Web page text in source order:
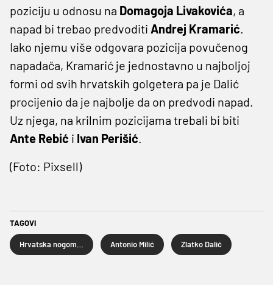
poziciju u odnosu na Domagoja Livakovića, a
napad bi trebao predvoditi Andrej Kramarić.
Iako njemu više odgovara pozicija povučenog
napadača, Kramarić je jednostavno u najboljoj
formi od svih hrvatskih golgetera pa je Dalić
procijenio da je najbolje da on predvodi napad.
Uz njega, na krilnim pozicijama trebali bi biti
Ante Rebić i Ivan Perišić.
(Foto: Pixsell)
TAGOVI
Antonio Milić Zlatko Dalić